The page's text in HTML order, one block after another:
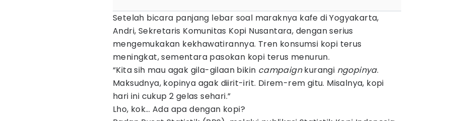
Setelah bicara panjang lebar soal maraknya kafe di Yogyakarta,
Andri, Sekretaris Komunitas Kopi Nusantara, dengan serius
mengemukakan kekhawatirannya. Tren konsumsi kopi terus
meningkat, sementara pasokan kopi terus menurun.
“Kita sih mau agak gila-gilaan bikin campaignkurangi ngopinya.
Maksudnya, kopinya agak diirit-irit. Direm-rem gitu. Misalnya, kopi
hari ini cukup 2 gelas sehari.”
Lho, kok… Ada apa dengan kopi?